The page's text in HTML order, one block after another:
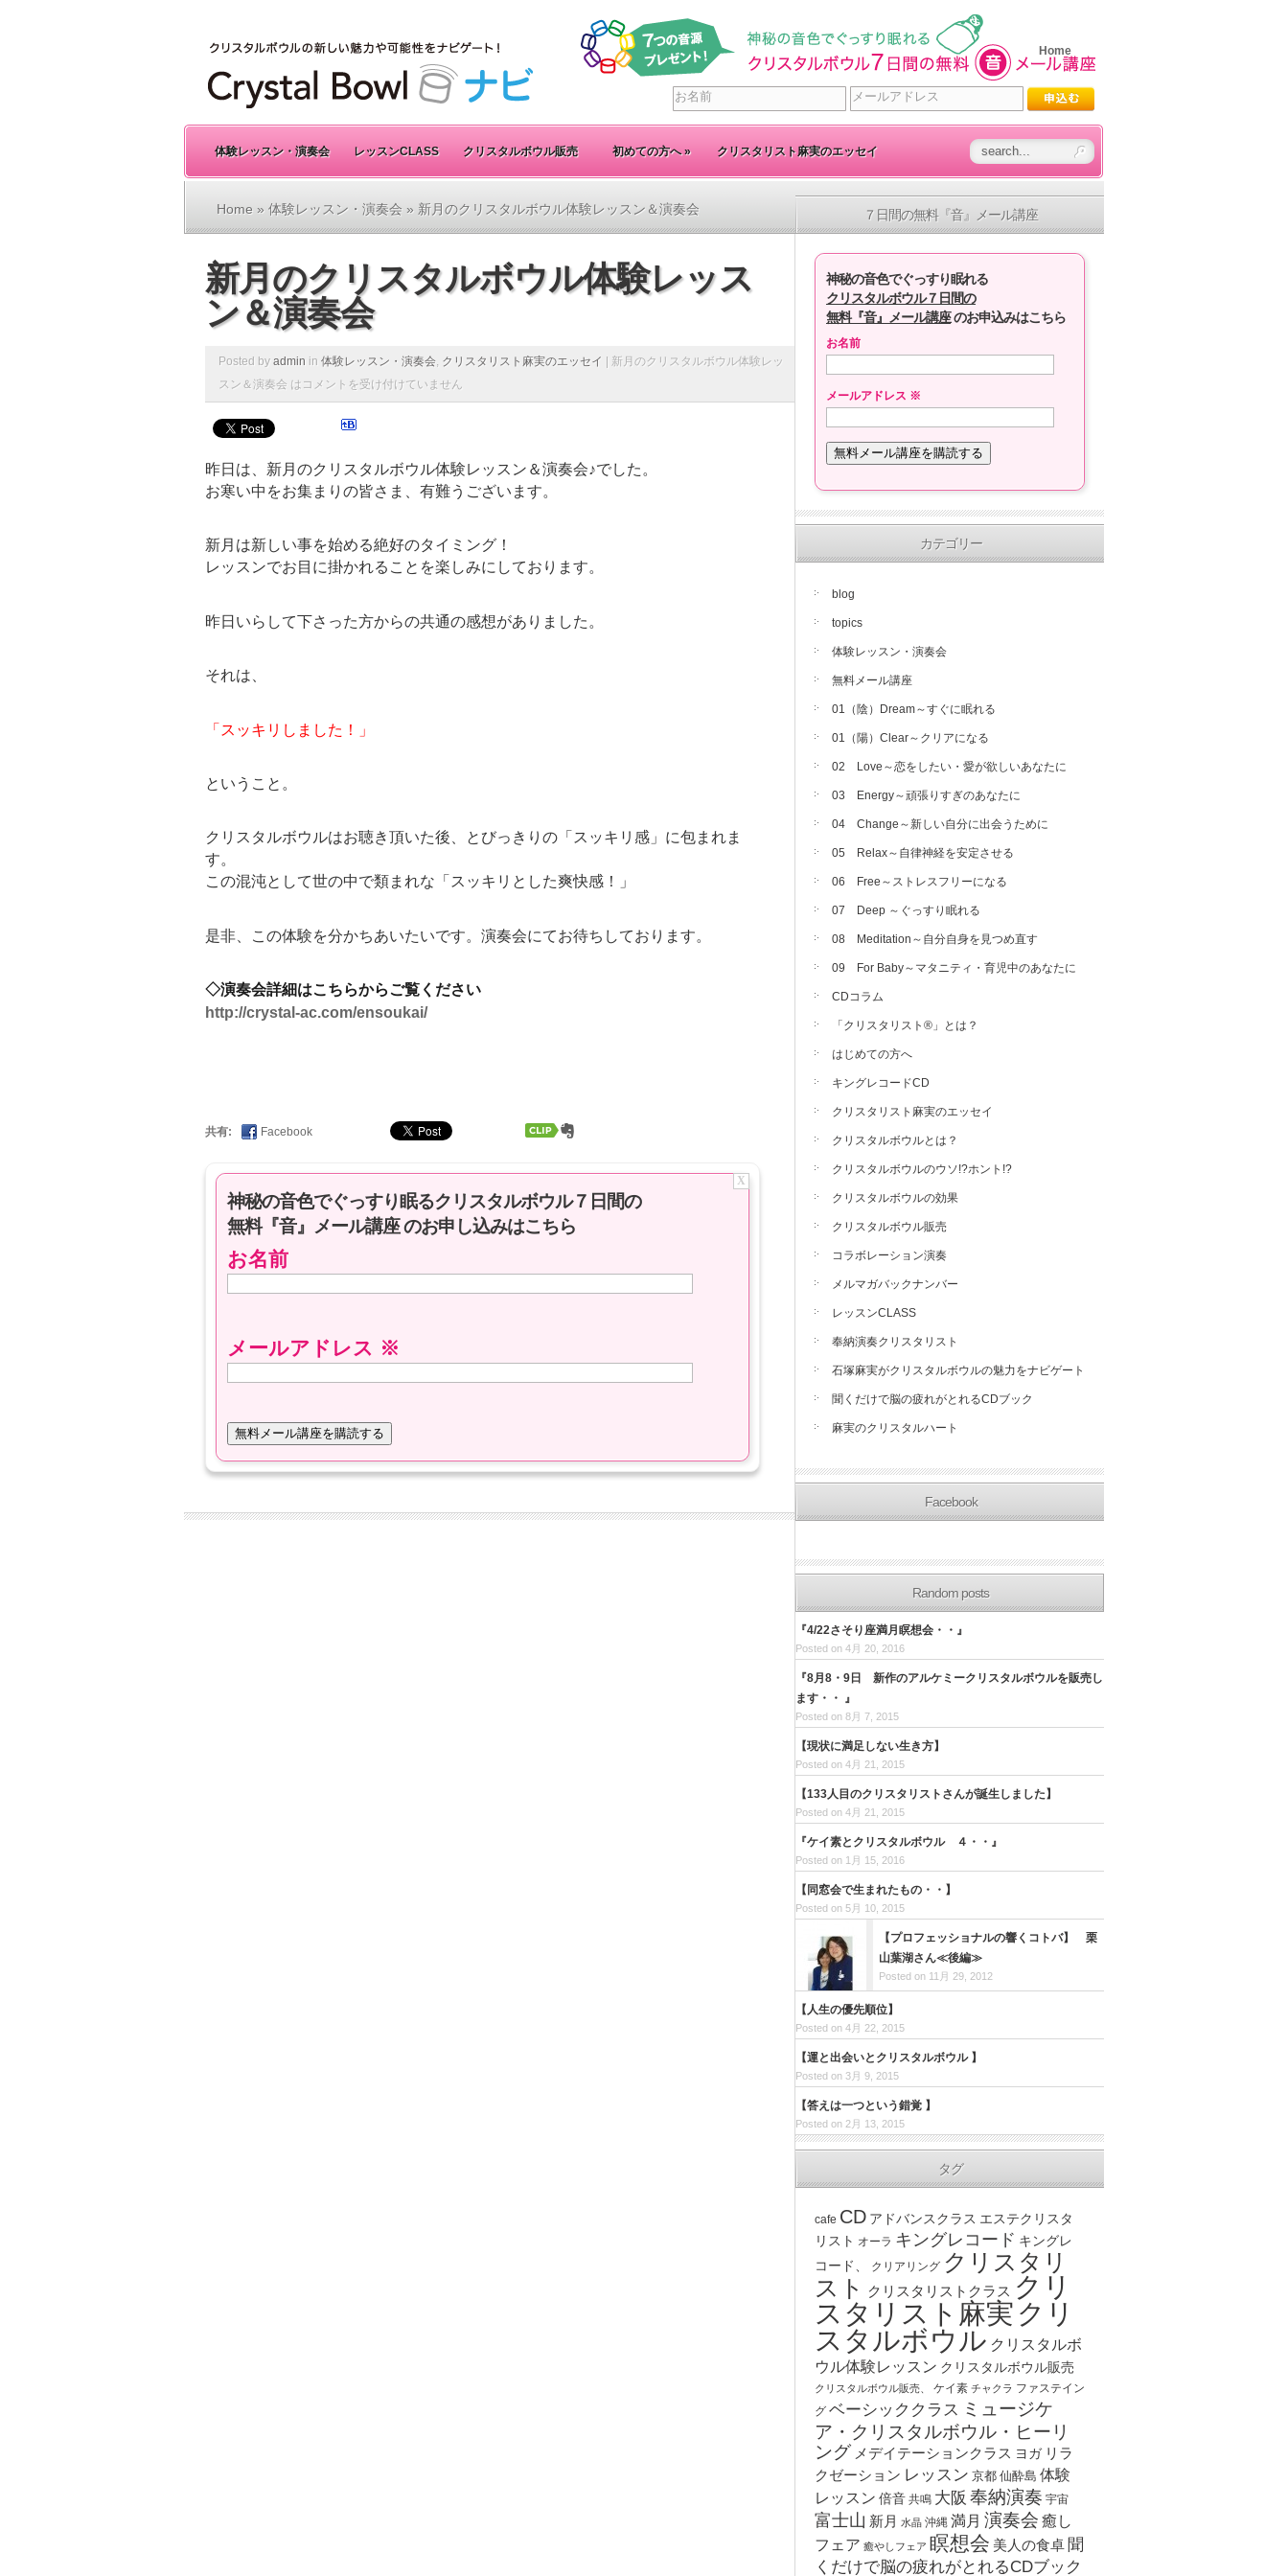
Home
体験レッスン・演奏会 レッスンCLASS クリスタルボウル販売 初めての方へ» クリスタリスト麻実のエッセイ
Home » 体験レッスン・演奏会 » 新月のクリスタルボウル体験レッスン＆演奏会
新月のクリスタルボウル体験レッス
ン＆演奏会
Posted by admin in 体験レッスン・演奏会, クリスタリスト麻実のエッセイ
新月のクリスタルボウル体験レッ
スン＆演奏会 は コメントを受け付けていません
昨日は、新月のクリスタルボウル体験レッスン＆演奏会♪でした。
お寒い中をお集まりの皆さま、有難うございます。
新月は新しい事を始める絶好のタイミング！
レッスンでお目に掛かれることを楽しみにしております。
昨日いらして下さった方からの共通の感想がありました。
それは、
「スッキリしました！」
ということ。
クリスタルボウルはお聴き頂いた後、とびっきりの「スッキリ感」に包まれま
す。
この混沌として世の中で類まれな「スッキリとした爽快感！」
是非、この体験を分かちあいたいです。演奏会にてお待ちしております。
◇演奏会詳細はこちらからご覧ください
http://crystal-ac.com/ensoukai/
共有: Facebook
X
神秘の音色でぐっすり眠るクリスタルボウル７日間の
無料『音』メール講座 のお申し込みはこちら
お名前
メールアドレス ※
７日間の無料『音』メール講座
神秘の音色でぐっすり眠れる
クリスタルボウル７日間の
無料『音』メール講座のお申込みはこちら
お名前
メールアドレス ※
カテゴリー
blog
topics
体験レッスン・演奏会
無料メール講座
01（陰）Dream～すぐに眠れる
01（陽）Clear～クリアになる
02 Love～恋をしたい・愛が欲しいあなたに
03 Energy～頑張りすぎのあなたに
04 Change～新しい自分に出会うために
05 Relax～自律神経を安定させる
06 Free～ストレスフリーになる
07 Deep ～ぐっすり眠れる
08 Meditation～自分自身を見つめ直す
09 For Baby～マタニティ・育児中のあなたに
CDコラム
「クリスタリスト®」とは？
はじめての方へ
キングレコードCD
クリスタリスト麻実のエッセイ
クリスタルボウルとは？
クリスタルボウルのウソ!?ホント!?
クリスタルボウルの効果
クリスタルボウル販売
コラボレーション演奏
メルマガバックナンバー
レッスンCLASS
奉納演奏クリスタリスト
石塚麻実がクリスタルボウルの魅力をナビゲート
聞くだけで脳の疲れがとれるCDブック
麻実のクリスタルハート
Facebook
Random posts
『4/22さそり座満月瞑想会・・』
Posted on 4月 20, 2016
『8月8・9日 新作のアルケミークリスタルボウルを販売し
ます・・ 』
Posted on 8月 7, 2015
【現状に満足しない生き方】
Posted on 4月 21, 2015
【133人目のクリスタリストさんが誕生しました】
Posted on 4月 21, 2015
『ケイ素とクリスタルボウル ４・・』
Posted on 1月 15, 2016
【同窓会で生まれたもの・・】
Posted on 5月 10, 2015
【プロフェッショナルの響くコトバ】 栗
山葉湖さん≪後編≫
Posted on 11月 29, 2012
【人生の優先順位】
Posted on 4月 22, 2015
【運と出会いとクリスタルボウル 】
Posted on 3月 9, 2015
【答えは一つという錯覚 】
Posted on 2月 13, 2015
タグ
cafe CD アドバンスクラス エステクリスタ
リスト オーラ キングレコード キングレ
コード、
クリアリング クリスタリ
スト
クリスタリストクラス クリ
スタリスト麻実 クリ
スタルボウル クリスタルボ
ウル体験レッスン クリスタルボウル販売
クリスタルボウル販売、 ケイ素 チャクラ ファステイン
グ ベーシッククラス ミュージケ
ア・クリスタルボウル・ヒーリ
ング メデイテーションクラス ヨガ リラ
クゼーション レッスン 京都 仙酔島 体験
レッスン 倍音 共鳴 大阪 奉納演奏 宇宙
富士山 新月 水晶 沖縄 満月 演奏会 癒し
フェア 癒やしフェア 瞑想会 美人の食卓 聞
くだけで脳の疲れがとれるCDブック